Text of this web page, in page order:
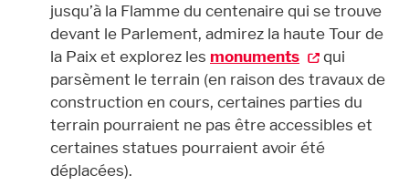
jusqu’à la Flamme du centenaire qui se trouve
devant le Parlement, admirez la haute Tour de
la Paix et explorez les monuments
qui
parsèment le terrain (en raison des travaux de
construction en cours, certaines parties du
terrain pourraient ne pas être accessibles et
certaines statues pourraient avoir été
déplacées).